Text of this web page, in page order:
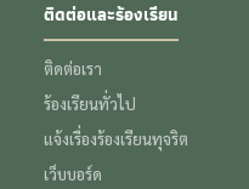
ติดต่อและร้องเรียน
ติดต่อเรา
ร้องเรียนทั่วไป
แจ้งเรื่องร้องเรียนทุจริต
เว็บบอร์ด